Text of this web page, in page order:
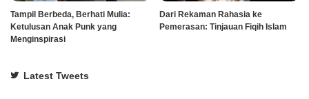
Tampil Berbeda, Berhati Mulia:
Ketulusan Anak Punk yang
Menginspirasi
Dari Rekaman Rahasia ke
Pemerasan: Tinjauan Fiqih Islam
Latest Tweets